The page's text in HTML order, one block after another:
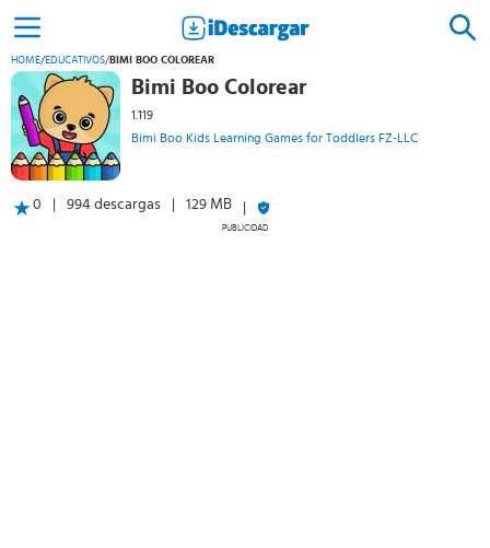
HOME/EDUCATIVOS/ BIMI BOO COLOREAR
Bimi Boo Colorear
1.119
Bimi Boo Kids Learning Games for Toddlers FZ-LLC
0 994 descargas 129 MB
PUBLICIDAD